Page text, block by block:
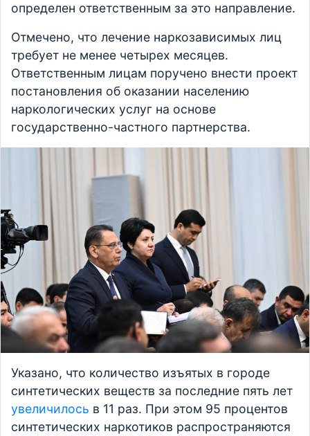
определен ответственным за это направление.
Отмечено, что лечение наркозависимых лиц
требует не менее четырех месяцев.
Ответственным лицам поручено внести проект
постановления об оказании населению
наркологических услуг на основе
государственно-частного партнерства.
Указано, что количество изъятых в городе
синтетических веществ за последние пять лет
увеличилось в 11 раз. При этом 95 процентов
синтетических наркотиков распространяются